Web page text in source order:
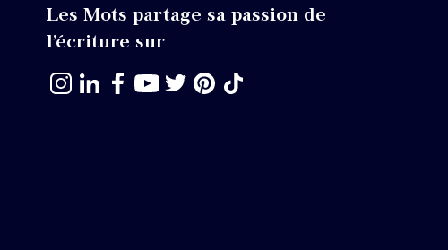
Les Mots partage sa passion de
l’écriture sur